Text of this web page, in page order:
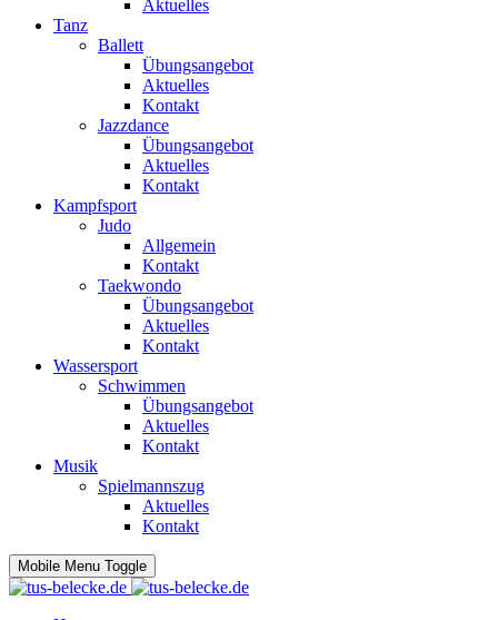
Aktuelles
Tanz
Ballett
Übungsangebot
Aktuelles
Kontakt
Jazzdance
Übungsangebot
Aktuelles
Kontakt
Kampfsport
Judo
Allgemein
Kontakt
Taekwondo
Übungsangebot
Aktuelles
Kontakt
Wassersport
Schwimmen
Übungsangebot
Aktuelles
Kontakt
Musik
Spielmannszug
Aktuelles
Kontakt
Mobile Menu Toggle